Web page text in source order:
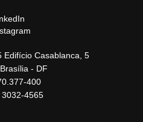
Edifício Casablanca, 5
- DF
400
4565